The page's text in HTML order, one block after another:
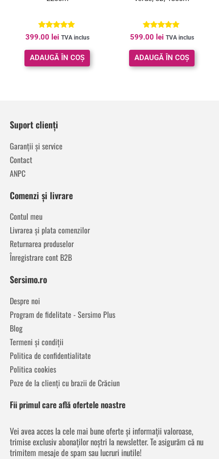
Evaluat la
4.98
din 5
399.00 lei TVA inclus
ADAUGĂ ÎN COȘ
Evaluat la
4.80
din 5
599.00 lei TVA inclus
ADAUGĂ ÎN COȘ
Suport clienți
Garanții și service
Contact
ANPC
Comenzi și livrare
Contul meu
Livrarea și plata comenzilor
Returnarea produselor
Înregistrare cont B2B
Sersimo.ro
Despre noi
Program de fidelitate - Sersimo Plus
Blog
Termeni și condiții
Politica de confidentialitate
Politica cookies
Poze de la clienți cu brazii de Crăciun
Fii primul care află ofertele noastre
Vei avea acces la cele mai bune oferte și informații valoroase,
trimise exclusiv abonaților noștri la newsletter. Te asigurăm că nu
trimitem mesaje de spam sau lucruri inutile!